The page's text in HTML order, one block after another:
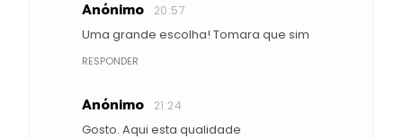
Anónimo 20:57
Uma grande escolha! Tomara que sim
RESPONDER
Anónimo 21:24
Gosto. Aqui esta qualidade